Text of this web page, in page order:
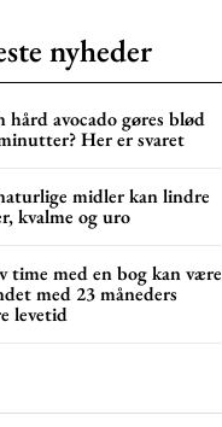
nyheder
hård avocado gøres blød
Her er svaret
midler kan lindre
kvalme og uro
time med en bog kan være
med 23 måneders
levetid